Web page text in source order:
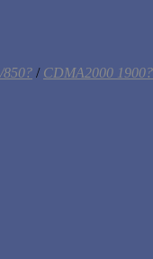
850? / CDMA2000 1900?